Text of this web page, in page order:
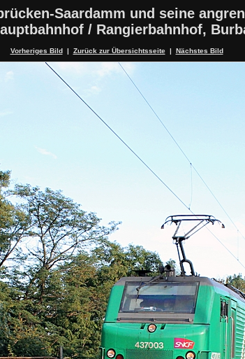
Saardamm und seine
/ Rangierbahnhof,
Vorheriges Bild Zurück zur Übersichtsseite| Nächstes Bild